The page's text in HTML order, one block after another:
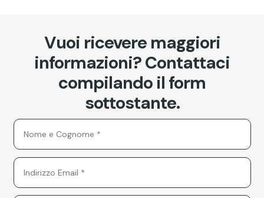
Vuoi ricevere maggiori
informazioni? Contattaci
compilando il form
sottostante.